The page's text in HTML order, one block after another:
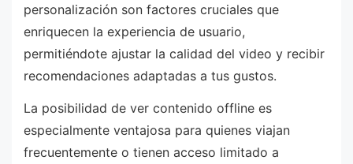
personalización son factores cruciales que
enriquecen la experiencia de usuario,
permitiéndote ajustar la calidad del video y recibir
recomendaciones adaptadas a tus gustos.
La posibilidad de ver contenido offline es
especialmente ventajosa para quienes viajan
frecuentemente o tienen acceso limitado a